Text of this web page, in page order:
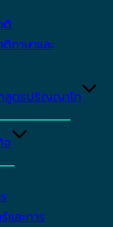
ติ
ภาษาและ
สูตรปริญญาโท
จ
ละการ